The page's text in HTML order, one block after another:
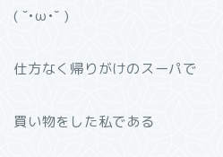
( ˘•ω•˘ )
仕方なく帰りがけのスーパで
買い物をした私である